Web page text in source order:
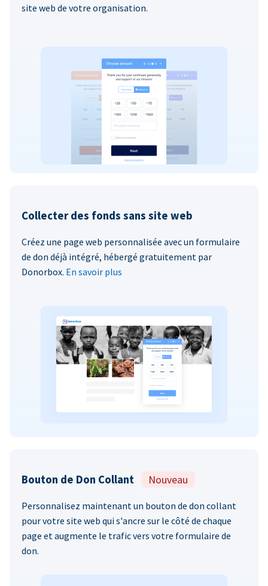
site web de votre organisation.
Collecter des fonds sans site web
Créez une page web personnalisée avec un formulaire
de don déjà intégré, hébergé gratuitement par
Donorbox. En savoir plus
Bouton de Don Collant Nouveau
Personnalisez maintenant un bouton de don collant
pour votre site web qui s'ancre sur le côté de chaque
page et augmente le trafic vers votre formulaire de
don.